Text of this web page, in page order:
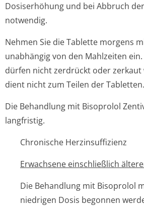
Dosiserhöhung und bei Abbruch
notwendig.
Nehmen Sie die Tablette morgens
unabhängig von den Mahlzeiten
dürfen nicht zerdrückt oder zerkaut
dient nicht zum Teilen der Tabletten.
Die Behandlung mit Bisoprolol
langfristig.
Chronische Herzinsuffizienz
Erwachsene einschließlich
Die Behandlung mit Bisoprolol
niedrigen Dosis begonnen